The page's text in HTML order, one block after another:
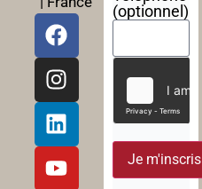
(optionnel)
Je m'inscris